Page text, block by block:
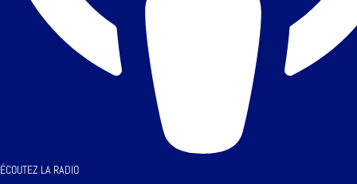
ÉCOUTEZ LA RADIO